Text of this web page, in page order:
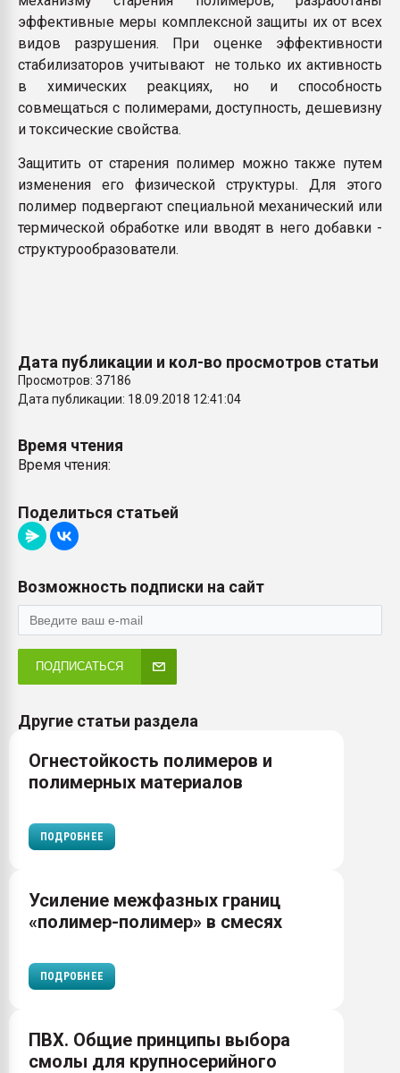
эффективные меры комплексной защиты их от всех
видов разрушения. При оценке эффективности
стабилизаторов учитывают не только их активность
в химических реакциях, но и способность
совмещаться с полимерами, доступность, дешевизну
и токсические свойства.
Защитить от старения полимер можно также путем
изменения его физической структуры. Для этого
полимер подвергают специальной механический или
термической обработке или вводят в него добавки -
структурообразователи.
Дата публикации и кол-во просмотров статьи
Просмотров: 37186
Дата публикации: 18.09.2018 12:41:04
Время чтения
Время чтения:
Поделиться статьей
Возможность подписки на сайт
ПОДПИСАТЬСЯ
Другие статьи раздела
Огнестойкость полимеров и
полимерных материалов
ПОДРОБНЕЕ
Усиление межфазных границ
«полимер-полимер» в смесях
ПОДРОБНЕЕ
ПВХ. Общие принципы выбора
смолы для крупносерийного